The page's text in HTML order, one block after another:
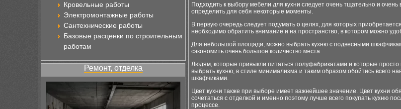
Кровельные работы
Электромонтажные работы
Сантехнические работы
Базовые расценки по строительным
работам
Ремонт, отделка
Подходить к выбору мебели для кухни следует очень тщательно и
определить для себя некоторые моменты.
В первую очередь следует подумать о целях, для которых
необходимо обратить внимание и на пространство, в котором можно
Для небольшой площади, можно выбрать кухню с подвесными
сэкономить очень большое количество места.
Людям, которые привыкли питаться полуфабрикатами и которые просто
выбрать кухню, в стиле минимализма и таким образом обойтись всего
шкафчиками.
Цвет кухни также при выборе имеет важнейшее значение. Цвет кухни
сочетаться с отделкой и именно поэтому лучше всего покупать кухню
процессе.